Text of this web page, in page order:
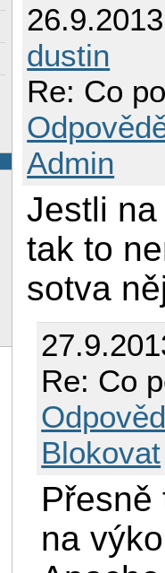
dustin
Re: Co
Admin
Jestli
tak to
sotva
Re: Co
Blokovat
Přesně
na